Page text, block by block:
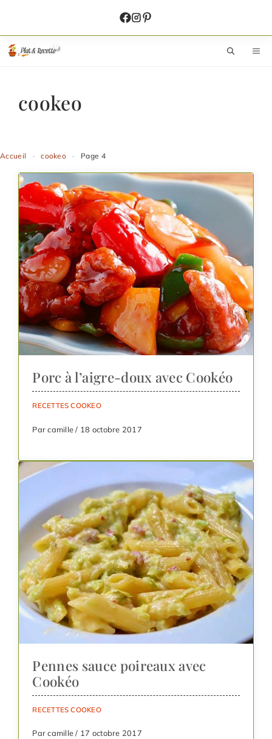
contenu
cookeo
Accueil - cookeo - Page 4
Porc à l’aigre-doux avec Cookéo
RECETTES COOKEO
Par camille / 18 octobre 2017
Pennes sauce poireaux avec
Cookéo
RECETTES COOKEO
Par camille / 17 octobre 2017